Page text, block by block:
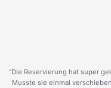
“Die Reservierung hat super
Musste sie einmal